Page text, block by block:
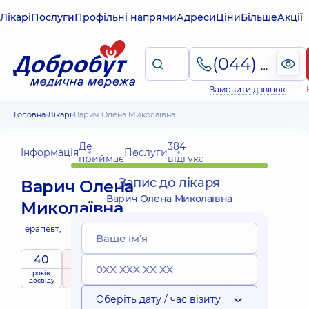
ЛікаріПослугиПрофільні напрямиАдресиЦіниБільшеАкції
(044) 495-2-888
Замовити дзвінок
Головна Лікарі Варич Олена Миколаївна
ІнформаціяДе
приймаєПослуги384
відгука
Варич Олена
Миколаївна
Терапевт;
40
років
досвіду
рейтингна підставі
Запис до лікаря
Варич Олена Миколаївна
Оберіть дату / час візиту